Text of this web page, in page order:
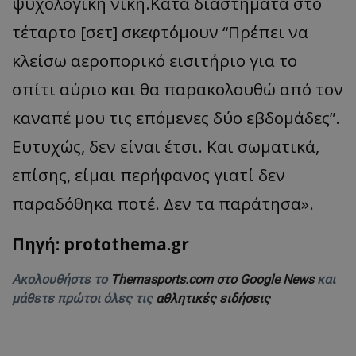
τέταρτο [σετ] σκεφτόμουν “Πρέπει να
κλείσω αεροπορικό εισιτήριο για το
σπίτι αύριο και θα παρακολουθώ από τον
καναπέ μου τις επόμενες δύο εβδομάδες”.
Ευτυχώς, δεν είναι έτσι. Και σωματικά,
επίσης, είμαι περήφανος γιατί δεν
παραδόθηκα ποτέ. Δεν τα παράτησα».
Πηγή: protothema.gr
Ακολουθήστε το Themasports.com στο Google Newsκαι
μάθετε πρώτοι όλες τις αθλητικές ειδήσεις